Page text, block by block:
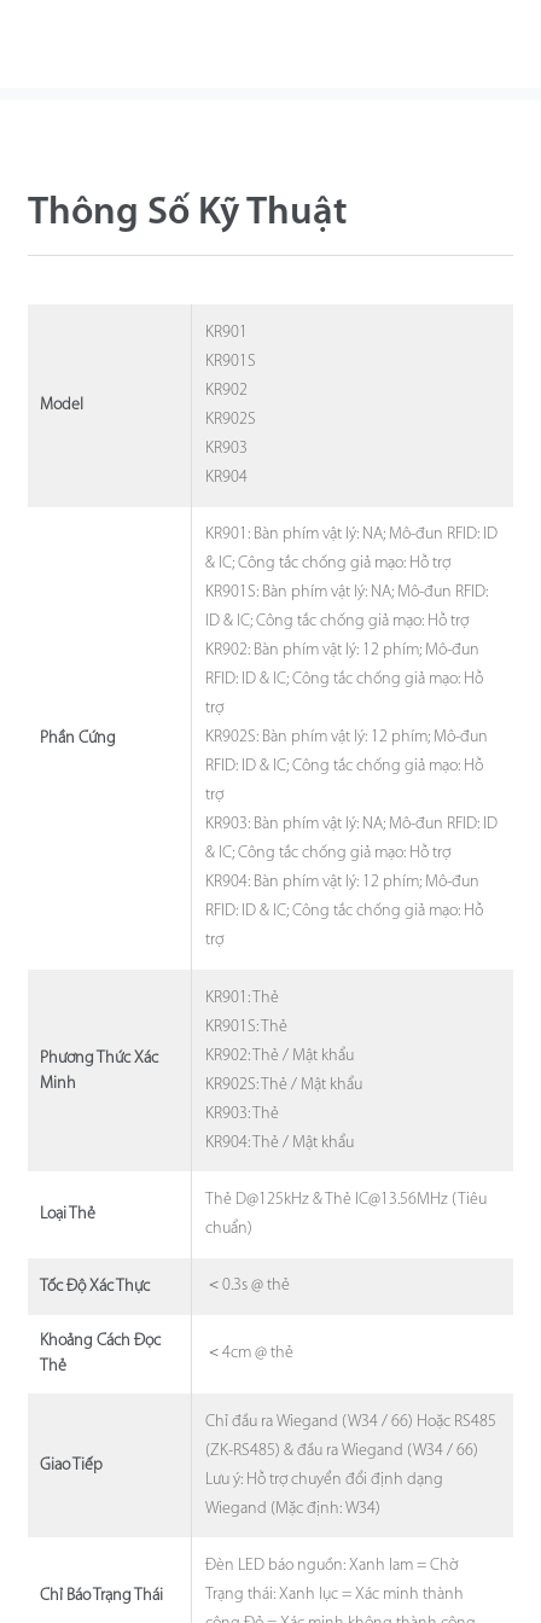
Thông Số Kỹ Thuật
Model
KR901
KR901S
KR902
KR902S
KR903
KR904
Phần Cứng
KR901: Bàn phím vật lý: NA; Mô-đun RFID: ID
& IC; Công tắc chống giả mạo: Hỗ trợ
KR901S: Bàn phím vật lý: NA; Mô-đun RFID:
ID & IC; Công tắc chống giả mạo: Hỗ trợ
KR902: Bàn phím vật lý: 12 phím; Mô-đun
RFID: ID & IC; Công tắc chống giả mạo: Hỗ
trợ
KR902S: Bàn phím vật lý: 12 phím; Mô-đun
RFID: ID & IC; Công tắc chống giả mạo: Hỗ
trợ
KR903: Bàn phím vật lý: NA; Mô-đun RFID: ID
& IC; Công tắc chống giả mạo: Hỗ trợ
KR904: Bàn phím vật lý: 12 phím; Mô-đun
RFID: ID & IC; Công tắc chống giả mạo: Hỗ
trợ
Phương Thức Xác
Minh
KR901: Thẻ
KR901S: Thẻ
KR902: Thẻ / Mật khẩu
KR902S: Thẻ / Mật khẩu
KR903: Thẻ
KR904: Thẻ / Mật khẩu
Loại Thẻ
Thẻ D@125kHz & Thẻ IC@13.56MHz (Tiêu
chuẩn)
Tốc Độ Xác Thực ＜0.3s @ thẻ
Khoảng Cách Đọc
Thẻ
＜4cm @ thẻ
Giao Tiếp
Chỉ đầu ra Wiegand (W34 / 66) Hoặc RS485
(ZK-RS485) & đầu ra Wiegand (W34 / 66)
Lưu ý: Hỗ trợ chuyển đổi định dạng
Wiegand (Mặc định: W34)
Chỉ Báo Trạng Thái
Đèn LED báo nguồn: Xanh lam = Chờ
Trạng thái: Xanh lục = Xác minh thành